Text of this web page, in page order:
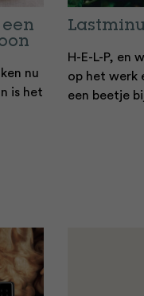
nu
is het
H-E-L-P, en
op het werk
een beetje